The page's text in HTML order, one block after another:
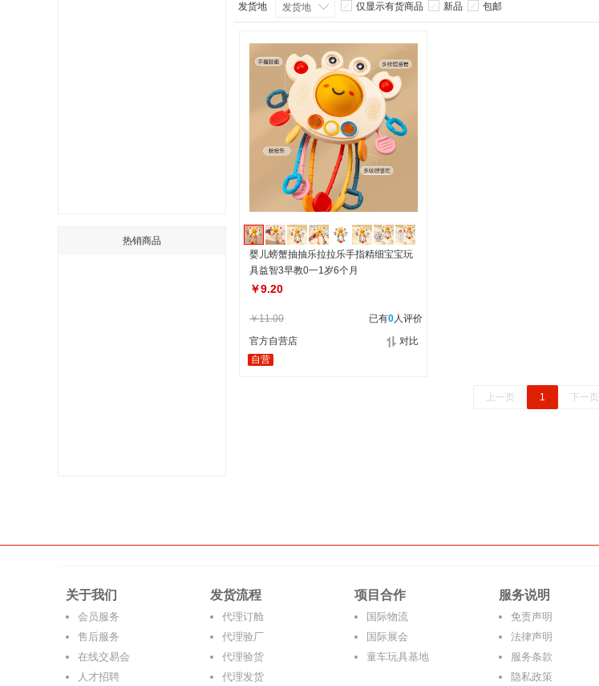
热销商品
发货地 发货地 仅显示有货商品 新品 包邮
婴儿螃蟹抽抽乐拉拉乐手指精细宝宝玩
具益智3早教0一1岁6个月
￥9.20
￥11.00 已有0人评价
官方自营店
对比
自营
上一页 1 下一页
关于我们
会员服务
售后服务
在线交易会
人才招聘
发货流程
代理订舱
代理验厂
代理验货
代理发货
项目合作
国际物流
国际展会
童车玩具基地
服务说明
免责声明
法律声明
服务条款
隐私政策